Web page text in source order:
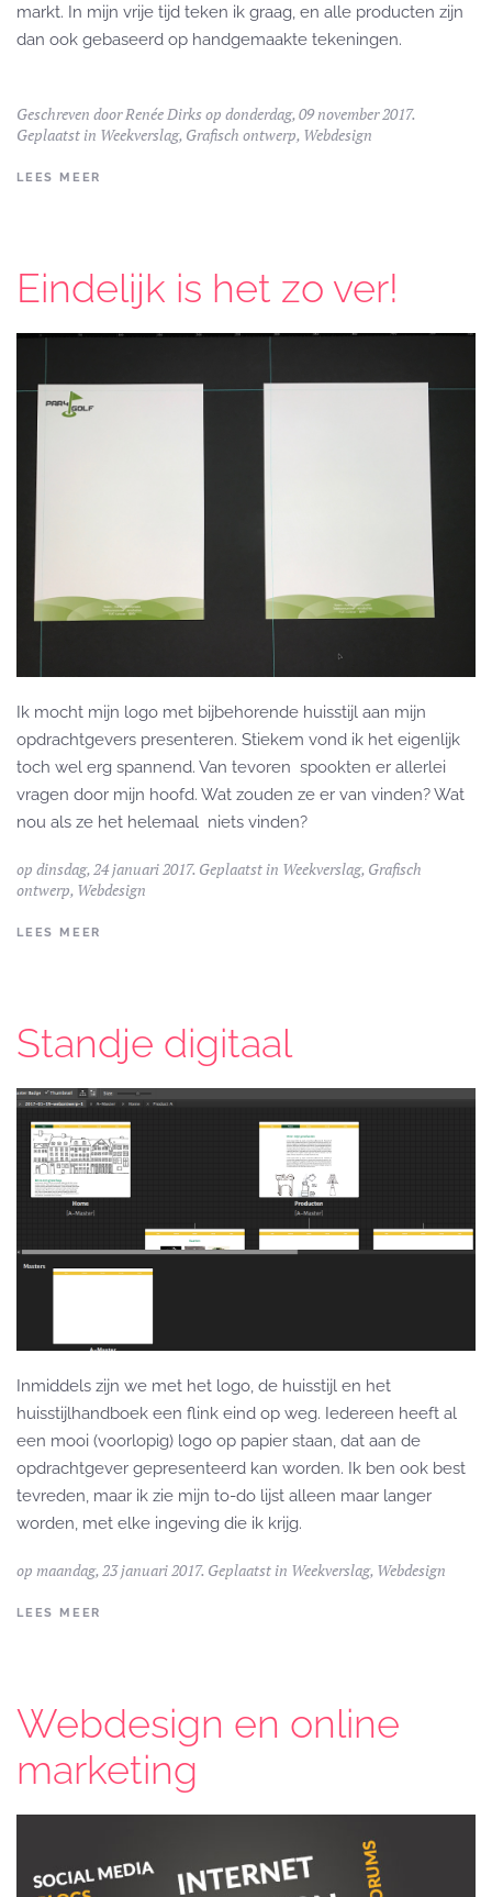
markt. In mijn vrije tijd teken ik graag, en alle producten zijn
dan ook gebaseerd op handgemaakte tekeningen.
Geschreven doorRenée Dirksop donderdag, 09 november 2017.
Geplaatst in Weekverslag, Grafisch ontwerp, Webdesign
LEES MEER
Eindelijk is het zo ver!
Ik mocht mijn logo met bijbehorende huisstijl aan mijn
opdrachtgevers presenteren. Stiekem vond ik het eigenlijk
toch wel erg spannend. Van tevoren spookten er allerlei
vragen door mijn hoofd. Wat zouden ze er van vinden? Wat
nou als ze het helemaal niets vinden?
op dinsdag, 24 januari 2017. Geplaatst in Weekverslag, Grafisch
ontwerp, Webdesign
LEES MEER
Standje digitaal
Inmiddels zijn we met het logo, de huisstijl en het
huisstijlhandboek een flink eind op weg. Iedereen heeft al
een mooi (voorlopig) logo op papier staan, dat aan de
opdrachtgever gepresenteerd kan worden. Ik ben ook best
tevreden, maar ik zie mijn to-do lijst alleen maar langer
worden, met elke ingeving die ik krijg.
op maandag, 23 januari 2017. Geplaatst in Weekverslag, Webdesign
LEES MEER
Webdesign en online
marketing